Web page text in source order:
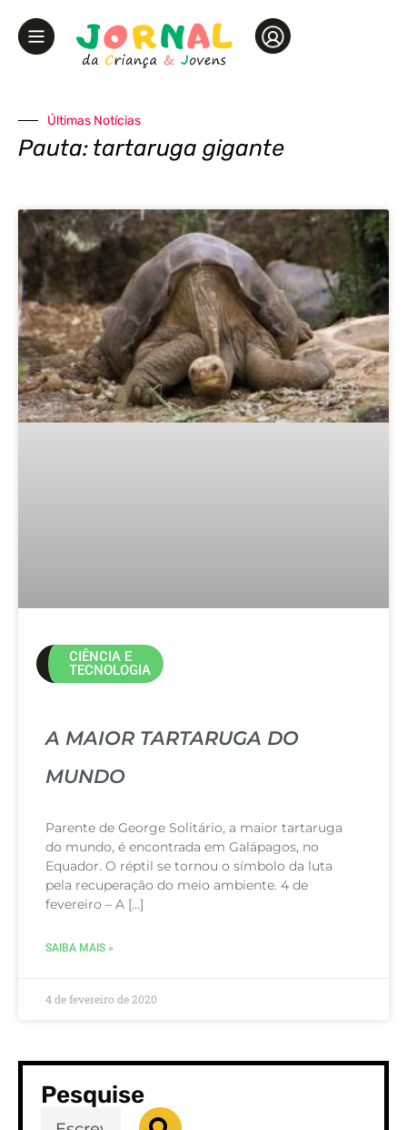
Últimas Notícias
Pauta: tartaruga gigante
CIÊNCIA E
TECNOLOGIA
A MAIOR TARTARUGA DO
MUNDO
Parente de George Solitário, a maior tartaruga
do mundo, é encontrada em Galápagos, no
Equador. O réptil se tornou o símbolo da luta
pela recuperação do meio ambiente. 4 de
fevereiro – A […]
SAIBA MAIS »
4 de fevereiro de 2020
Pesquise